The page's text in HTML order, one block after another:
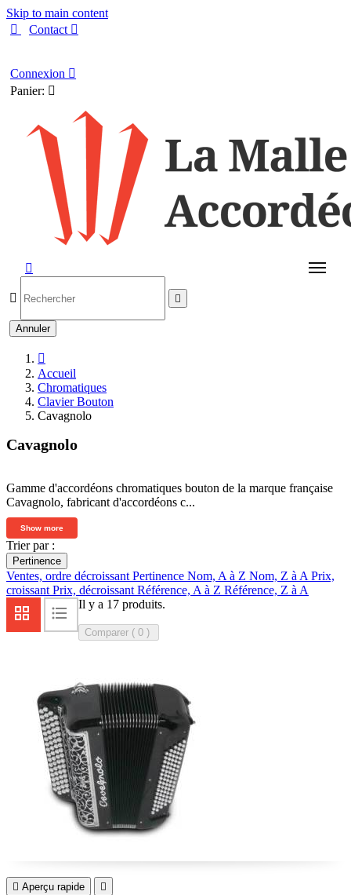
Skip to main content

Contact 
Connexion 
Panier: 

 
Annuler

Accueil
Chromatiques
Clavier Bouton
Cavagnolo
Cavagnolo
Gamme d'accordéons chromatiques bouton de la marque française
Cavagnolo, fabricant d'accordéons c...
Show more
Trier par :
Pertinence
Ventes, ordre décroissant Pertinence Nom, A à Z Nom, Z à A Prix,
croissant Prix, décroissant Référence, A à Z Référence, Z à A
Il y a 17 produits.
Comparer ( 0
 Aperçu rapide 